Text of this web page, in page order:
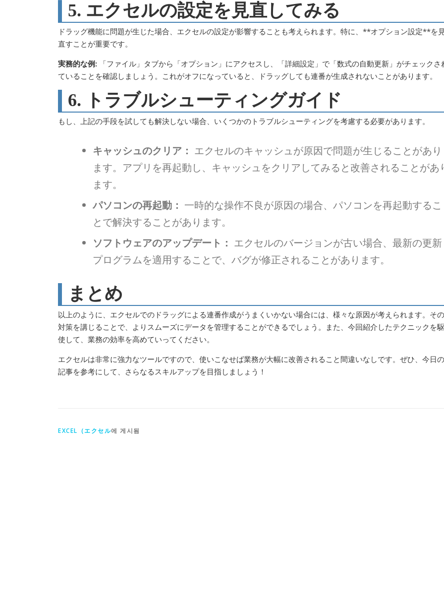
5. エクセルの設定を見直してみる
ドラッグ機能に問題が生じた場合、エクセルの設定が影響することも考えられます。特に、**オプション設定**を
直すことが重要です。
実務的な例: 「ファイル」タブから「オプション」にアクセスし、「詳細設定」で「数式の自動更新」がチェックさ
ていることを確認しましょう。これがオフになっていると、ドラッグしても連番が生成されないことがあります。
6. トラブルシューティングガイド
もし、上記の手段を試しても解決しない場合、いくつかのトラブルシューティングを考慮する必要があります。
キャッシュのクリア： エクセルのキャッシュが原因で問題が生じることがあり
ます。アプリを再起動し、キャッシュをクリアしてみると改善されることがあ
ます。
パソコンの再起動： 一時的な操作不良が原因の場合、パソコンを再起動するこ
とで解決することがあります。
ソフトウェアのアップデート： エクセルのバージョンが古い場合、最新の更新
プログラムを適用することで、バグが修正されることがあります。
まとめ
以上のように、エクセルでのドラッグによる連番作成がうまくいかない場合には、様々な原因が考えられます。その
対策を講じることで、よりスムーズにデータを管理することができるでしょう。また、今回紹介したテクニックを駆
使して、業務の効率を高めていってください。
エクセルは非常に強力なツールですので、使いこなせば業務が大幅に改善されること間違いなしです。ぜひ、今日の
記事を参考にして、さらなるスキルアップを目指しましょう！
EXCEL（エクセル에 게시됨